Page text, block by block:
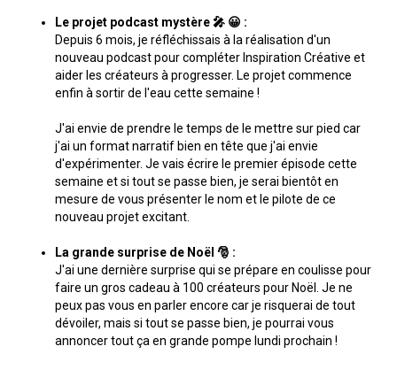
Le projet podcast mystère 🎤 😀 :
Depuis 6 mois, je réfléchissais à la réalisation d'un
nouveau podcast pour compléter Inspiration Créative et
aider les créateurs à progresser. Le projet commence
enfin à sortir de l'eau cette semaine !
J'ai envie de prendre le temps de le mettre sur pied car
j'ai un format narratif bien en tête que j'ai envie
d'expérimenter. Je vais écrire le premier épisode cette
semaine et si tout se passe bien, je serai bientôt en
mesure de vous présenter le nom et le pilote de ce
nouveau projet excitant.
La grande surprise de Noël 🎅 :
J'ai une dernière surprise qui se prépare en coulisse pour
faire un gros cadeau à 100 créateurs pour Noël. Je ne
peux pas vous en parler encore car je risquerai de tout
dévoiler, mais si tout se passe bien, je pourrai vous
annoncer tout ça en grande pompe lundi prochain !